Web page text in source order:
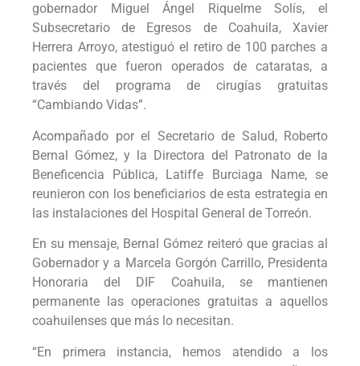
gobernador Miguel Ángel Riquelme Solís, el
Subsecretario de Egresos de Coahuila, Xavier
Herrera Arroyo, atestiguó el retiro de 100 parches a
pacientes que fueron operados de cataratas, a
través del programa de cirugías gratuitas
“Cambiando Vidas”.
Acompañado por el Secretario de Salud, Roberto
Bernal Gómez, y la Directora del Patronato de la
Beneficencia Pública, Latiffe Burciaga Name, se
reunieron con los beneficiarios de esta estrategia en
las instalaciones del Hospital General de Torreón.
En su mensaje, Bernal Gómez reiteró que gracias al
Gobernador y a Marcela Gorgón Carrillo, Presidenta
Honoraria del DIF Coahuila, se mantienen
permanente las operaciones gratuitas a aquellos
coahuilenses que más lo necesitan.
“En primera instancia, hemos atendido a los